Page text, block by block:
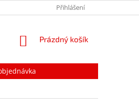
NAPIŠTE NÁM
Přihlášení
NÁKUPNÍ
Prázdný košík